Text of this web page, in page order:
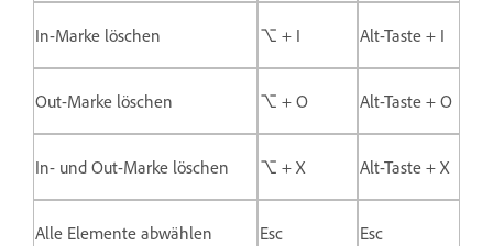
In-Marke löschen ⌥ + I Alt-Taste + I
Out-Marke löschen ⌥ + O Alt-Taste + O
In- und Out-Marke löschen ⌥ + X Alt-Taste + X
Alle Elemente abwählen Esc Esc